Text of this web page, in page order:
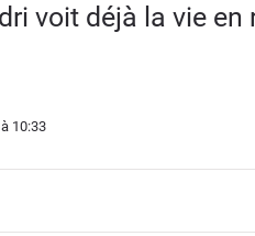
voit déjà la vie en
à 10:33